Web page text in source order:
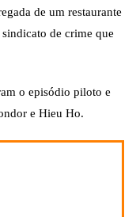
de um restaurante
de crime que
o episódio piloto e
e Hieu Ho.